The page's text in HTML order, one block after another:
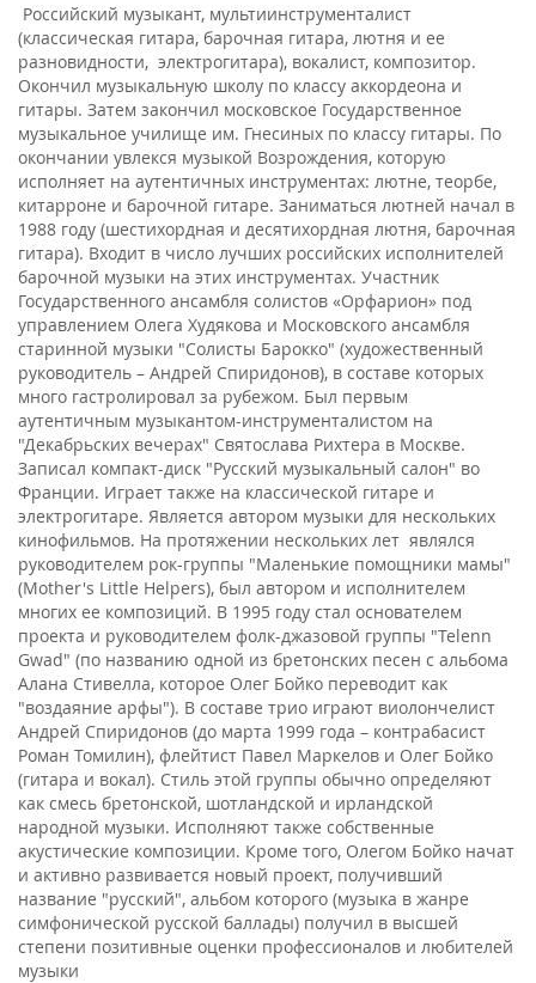
Российский музыкант, мультиинструменталист
(классическая гитара, барочная гитара, лютня и ее
разновидности, электрогитара), вокалист, композитор.
Окончил музыкальную школу по классу аккордеона и
гитары. Затем закончил московское Государственное
музыкальное училище им. Гнесиных по классу гитары. По
окончании увлекся музыкой Возрождения, которую
исполняет на аутентичных инструментах: лютне, теорбе,
китарроне и барочной гитаре. Заниматься лютней начал в
1988 году (шестихордная и десятихордная лютня, барочная
гитара). Входит в число лучших российских исполнителей
барочной музыки на этих инструментах. Участник
Государственного ансамбля солистов «Орфарион» под
управлением Олега Худякова и Московского ансамбля
старинной музыки "Солисты Барокко" (художественный
руководитель – Андрей Спиридонов), в составе которых
много гастролировал за рубежом. Был первым
аутентичным музыкантом-инструменталистом на
"Декабрьских вечерах" Святослава Рихтера в Москве.
Записал компакт-диск "Русский музыкальный салон" во
Франции. Играет также на классической гитаре и
электрогитаре. Является автором музыки для нескольких
кинофильмов. На протяжении нескольких лет являлся
руководителем рок-группы "Маленькие помощники мамы"
(Mother's Little Helpers), был автором и исполнителем
многих ее композиций. В 1995 году стал основателем
проекта и руководителем фолк-джазовой группы "Telenn
Gwad" (по названию одной из бретонских песен с альбома
Алана Стивелла, которое Олег Бойко переводит как
"воздаяние арфы"). В составе трио играют виолончелист
Андрей Спиридонов (до марта 1999 года – контрабасист
Роман Томилин), флейтист Павел Маркелов и Олег Бойко
(гитара и вокал). Стиль этой группы обычно определяют
как смесь бретонской, шотландской и ирландской
народной музыки. Исполняют также собственные
акустические композиции. Кроме того, Олегом Бойко начат
и активно развивается новый проект, получивший
название "русский", альбом которого (музыка в жанре
симфонической русской баллады) получил в высшей
степени позитивные оценки профессионалов и любителей
музыки